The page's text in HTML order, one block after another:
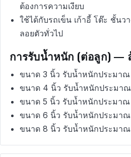
ต้องการความเงียบ
ใช้ได้กับรถเข็น เก้าอี้ โต๊ะ ชั้นว
ลอยตัวทั่วไป
การรับน้ำหนัก (ต่อลูก) —
ขนาด 3 นิ้ว รับน้ำหนักประมาณ
ขนาด 4 นิ้ว รับน้ำหนักประมา
ขนาด 5 นิ้ว รับน้ำหนักประมาณ
ขนาด 6 นิ้ว รับน้ำหนักประมาณ
ขนาด 8 นิ้ว รับน้ำหนักประมาณ